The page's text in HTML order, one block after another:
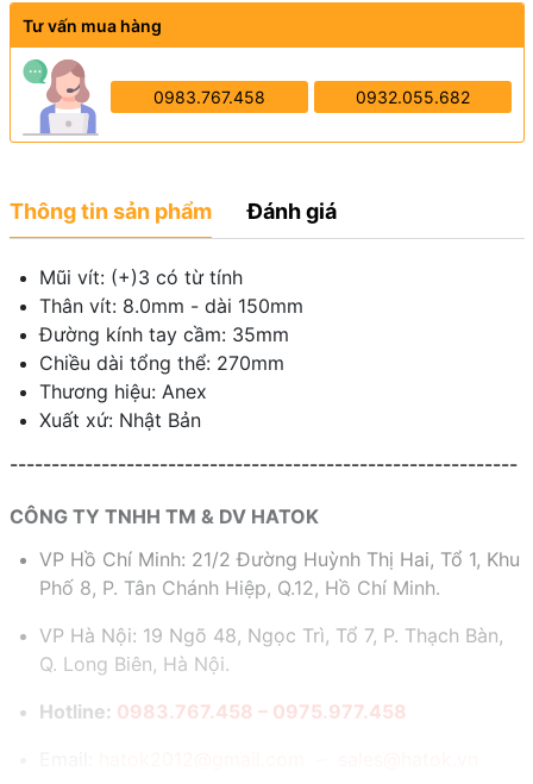
Tư vấn mua hàng
0983.767.458 0932.055.682
Thông tin sản phẩm Đánh giá
Mũi vít: (+)3 có từ tính
Thân vít: 8.0mm - dài 150mm
Đường kính tay cầm: 35mm
Chiều dài tổng thể: 270mm
Thương hiệu: Anex
Xuất xứ: Nhật Bản
-------------------------------------------------------------
CÔNG TY TNHH TM & DV HATOK
VP Hồ Chí Minh: 21/2 Đường Huỳnh Thị Hai, Tổ 1, Khu
Phố 8, P. Tân Chánh Hiệp, Q.12, Hồ Chí Minh.
VP Hà Nội: 19 Ngõ 48, Ngọc Trì, Tổ 7, P. Thạch Bàn,
Q. Long Biên, Hà Nội.
Hotline: 0983.767.458 – 0975.977.458